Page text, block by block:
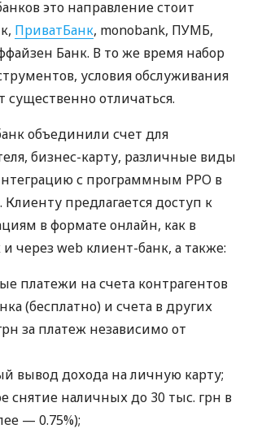
это направление стоит
ПриватБанк, monobank, ПУМБ,
Банк. В то же время набор
условия обслуживания
существенно отличаться.
объединили счет для
бизнес-карту, различные виды
с программным РРО в
предлагается доступ к
в формате онлайн, как в
через web клиент-банк, а также:
платежи на счета контрагентов
(бесплатно) и счета в других
за платеж независимо от
вывод дохода на личную карту;
снятие наличных до 30 тыс. грн в
— 0.75%);